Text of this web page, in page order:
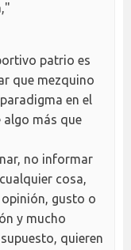
patrio es
que mezquino
en el
algo más que
no informar
cosa,
gusto o
y mucho
quieren